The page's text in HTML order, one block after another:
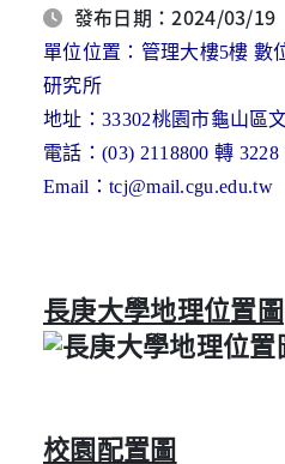
發布日期：2024/03/19
單位位置： 管理大樓5樓 數
研究所
地址：33302桃園市龜山區
電話：(03) 2118800 轉
Email：tcj@mail.cgu.edu.tw
長庚大學地理位置圖
校園配置圖